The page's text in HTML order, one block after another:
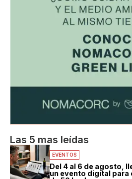
Las 5 mas leídas
EVENTOS
Del 4 al 6 de agosto,
un evento digital para